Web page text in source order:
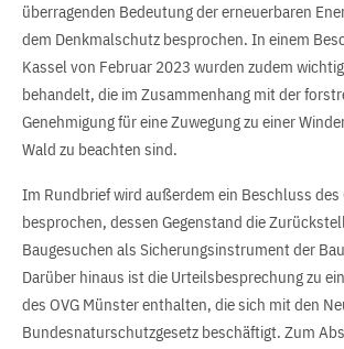
überragenden Bedeutung der erneuerbaren
dem Denkmalschutz besprochen. In einem
Kassel von Februar 2023 wurden zudem
behandelt, die im Zusammenhang mit der
Genehmigung für eine Zuwegung zu einer
Wald zu beachten sind.
Im Rundbrief wird außerdem ein Beschluss des
besprochen, dessen Gegenstand die
Baugesuchen als Sicherungsinstrument der
Darüber hinaus ist die Urteilsbesprechung zu
des OVG Münster enthalten, die sich mit den
Bundesnaturschutzgesetz beschäftigt. Zum